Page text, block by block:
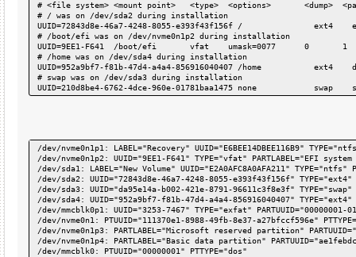
# <file system> <mount point>   <type>  <options>       <dump>
# / was on /dev/sda2 during installation
UUID=72843d8e-46a7-4248-8055-e393f43f156f /
# /boot/efi was on /dev/nvme0n1p2 during installation
UUID=9EE1-F641  /boot/efi       vfat    umask=0077      0
# /home was on /dev/sda4 during installation
UUID=952a9bf7-f81b-47d4-a4a4-856916040407 /home
# swap was on /dev/sda3 during installation
UUID=210d8be4-6762-4dce-960e-01781baa1475 none
/dev/nvme0n1p1: LABEL="Recovery" UUID="E6BEE14DBEE116B9"
/dev/nvme0n1p2: UUID="9EE1-F641" TYPE="vfat" PARTLABEL="EFI
/dev/sda1: LABEL="New Volume" UUID="E2A0AFC8A0AFA211"
/dev/sda2: UUID="72843d8e-46a7-4248-8055-e393f43f156f"
/dev/sda3: UUID="da95e14a-b002-421e-8791-96611c3f8e3f"
/dev/sda4: UUID="952a9bf7-f81b-47d4-a4a4-856916040407"
/dev/mmcblk0p1: UUID="3253-7467" TYPE="exfat"
/dev/nvme0n1: PTUUID="111370e1-8988-49fb-8e37-a27bfccf596e"
/dev/nvme0n1p3: PARTLABEL="Microsoft reserved partition"
/dev/nvme0n1p4: PARTLABEL="Basic data partition"
/dev/mmcblk0: PTUUID="00000001" PTTYPE="dos"